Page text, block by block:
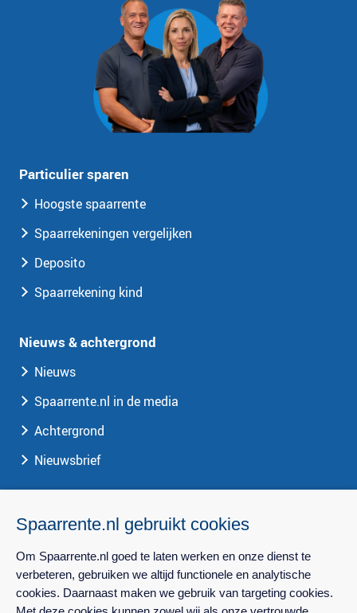
Particulier sparen
Hoogste spaarrente
Spaarrekeningen vergelijken
Deposito
Spaarrekening kind
Nieuws & achtergrond
Nieuws
Spaarrente.nl in de media
Achtergrond
Nieuwsbrief
Over Spaarrente.nl
Privacy
Contact
Spaarrente.nl gebruikt cookies
Om Spaarrente.nl goed te laten werken en onze dienst te
verbeteren, gebruiken we altijd functionele en analytische
cookies. Daarnaast maken we gebruik van targeting cookies.